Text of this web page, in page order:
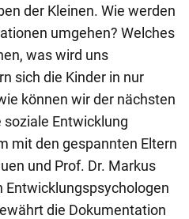
der Kleinen. Wie werden
umgehen? Welches
was wird uns
sich die Kinder in nur
können wir der nächsten
Entwicklung
mit den gespannten Eltern
und Prof. Dr. Markus
Entwicklungspsychologen
die Dokumentation